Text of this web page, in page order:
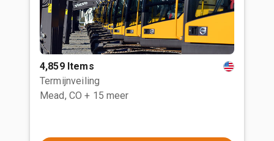
4,859 Items
Termijnveiling
Mead, CO + 15 meer